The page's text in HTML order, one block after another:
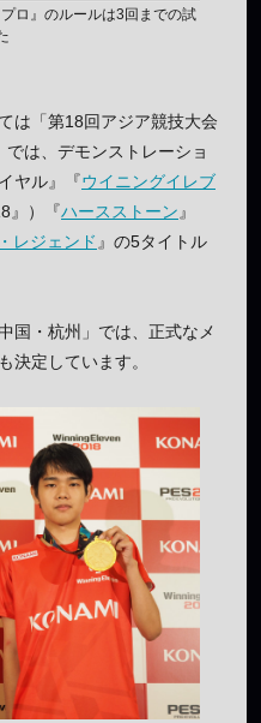
ロ』のルールは3回までの試
は「第18回アジア競技大会
は、デモンストレーショ
ヤル』『ウイニングイレブ
』）『ハースストーン』
レジェンド 』の5タイトル
国・杭州」では、正式なメ
決定しています。